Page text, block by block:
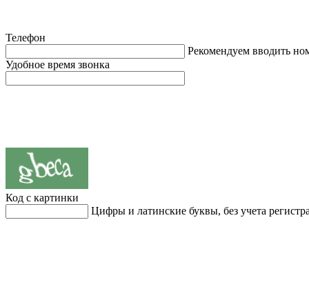
Телефон
Рекомендуем вводить
Удобное время звонка
Код с картинки
Цифры и латинские буквы, без учета